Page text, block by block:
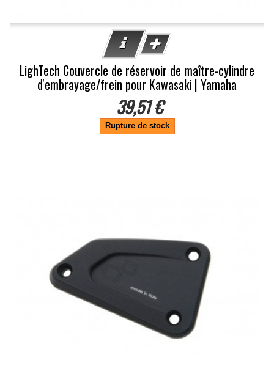
LighTech Couvercle de réservoir de maître-cylindre
d'embrayage/frein pour Kawasaki | Yamaha
39,51 €
Rupture de stock